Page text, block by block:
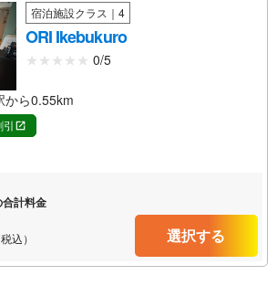
宿泊施設クラス｜4
ORI Ikebukuro
0/5
から0.55km
計料金
込） 選択する